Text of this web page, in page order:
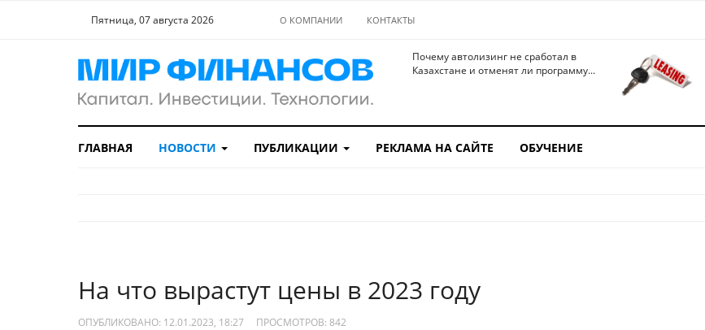
Пятница, 07 августа 2026 О КОМПАНИИ КОНТАКТЫ
Почему автолизинг не сработал в
Казахстане и отменят ли программу...
ГЛАВНАЯ НОВОСТИ ПУБЛИКАЦИИ РЕКЛАМА НА САЙТЕ ОБУЧЕНИЕ
На что вырастут цены в 2023 году
ОПУБЛИКОВАНО: 12.01.2023, 18:27 ПРОСМОТРОВ: 842